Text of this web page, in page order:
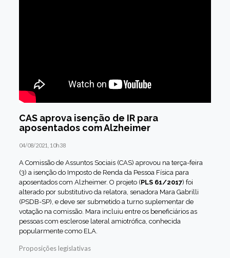
CAS aprova isenção de IR para
aposentados com Alzheimer
04/08/2021, 10h38
A Comissão de Assuntos Sociais (CAS) aprovou na terça-feira
(3) a isenção do Imposto de Renda da Pessoa Física para
aposentados com Alzheimer. O projeto (PLS 61/2017) foi
alterado por substitutivo da relatora, senadora Mara Gabrilli
(PSDB-SP), e deve ser submetido a turno suplementar de
votação na comissão. Mara incluiu entre os beneficiários as
pessoas com esclerose lateral amiotrófica, conhecida
popularmente como ELA.
Proposições legislativas